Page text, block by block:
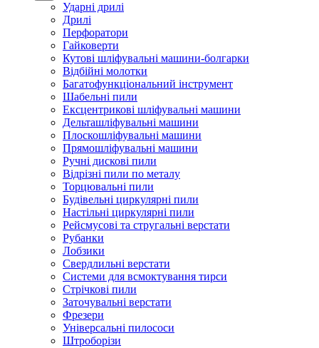
Ударні дрилі
Дрилі
Перфоратори
Гайковерти
Кутові шліфувальні машини-болгарки
Відбійні молотки
Багатофункціональний інструмент
Шабельні пили
Ексцентрикові шліфувальні машини
Дельташліфувальні машини
Плоскошліфувальні машини
Прямошліфувальні машини
Ручні дискові пили
Відрізні пили по металу
Торцювальні пили
Будівельні циркулярні пили
Настільні циркулярні пили
Рейсмусові та стругальні верстати
Рубанки
Лобзики
Свердлильні верстати
Системи для всмоктування тирси
Стрічкові пили
Заточувальні верстати
Фрезери
Універсальні пилососи
Штроборізи